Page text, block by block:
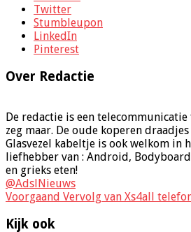
Twitter
Stumbleupon
LinkedIn
Pinterest
Over Redactie
De redactie is een
zeg maar. De oude koperen
Glasvezel kabeltje is ook welkom in
liefhebber van : Android,
en grieks eten!
@AdslNieuws
Voorgaand Vervolg van Xs4all
Kijk ook